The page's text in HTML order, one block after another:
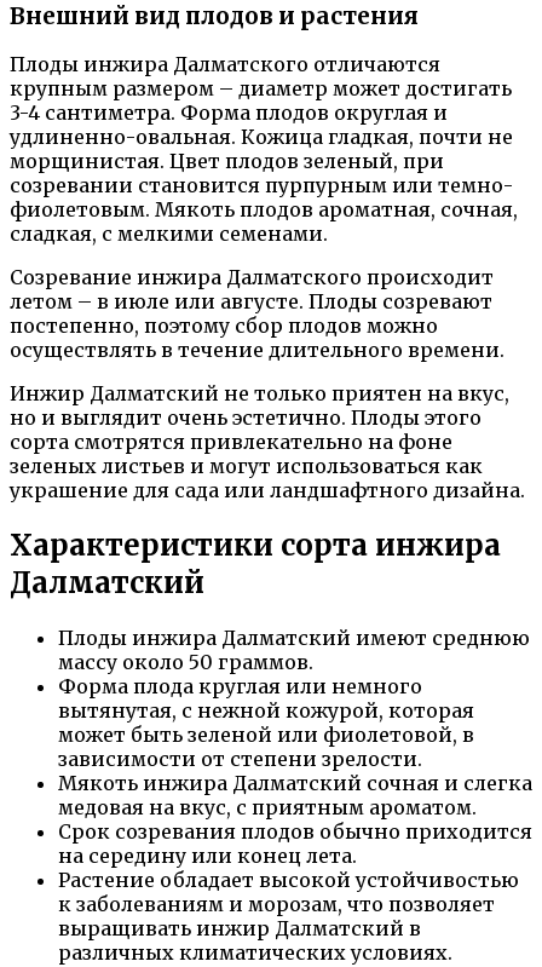
Внешний вид плодов и растения
Плоды инжира Далматского отличаются
крупным размером – диаметр может достигать
3-4 сантиметра. Форма плодов округлая и
удлиненно-овальная. Кожица гладкая, почти не
морщинистая. Цвет плодов зеленый, при
созревании становится пурпурным или темно-
фиолетовым. Мякоть плодов ароматная, сочная,
сладкая, с мелкими семенами.
Созревание инжира Далматского происходит
летом – в июле или августе. Плоды созревают
постепенно, поэтому сбор плодов можно
осуществлять в течение длительного времени.
Инжир Далматский не только приятен на вкус,
но и выглядит очень эстетично. Плоды этого
сорта смотрятся привлекательно на фоне
зеленых листьев и могут использоваться как
украшение для сада или ландшафтного дизайна.
Характеристики сорта инжира
Далматский
Плоды инжира Далматский имеют среднюю
массу около 50 граммов.
Форма плода круглая или немного
вытянутая, с нежной кожурой, которая
может быть зеленой или фиолетовой, в
зависимости от степени зрелости.
Мякоть инжира Далматский сочная и слегка
медовая на вкус, с приятным ароматом.
Срок созревания плодов обычно приходится
на середину или конец лета.
Растение обладает высокой устойчивостью
к заболеваниям и морозам, что позволяет
выращивать инжир Далматский в
различных климатических условиях.